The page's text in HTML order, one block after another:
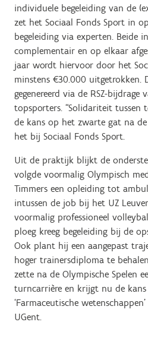
individuele begeleiding van de
zet het Sociaal Fonds Sport in
begeleiding via experten. Beide
complementair en op elkaar
jaar wordt hiervoor door het
minstens €30.000 uitgetrokken.
gegenereerd via de RSZ-bijdrage
topsporters. “Solidariteit tussen
de kans op het zwarte gat na
het bij Sociaal Fonds Sport.
Uit de praktijk blijkt de
volgde voormalig Olympisch
Timmers een opleiding tot
intussen de job bij het UZ
voormalig professioneel
ploeg kreeg begeleiding bij de
Ook plant hij een aangepast
hoger trainersdiploma te
zette na de Olympische Spelen
turncarrière en krijgt nu de
‘Farmaceutische
UGent.